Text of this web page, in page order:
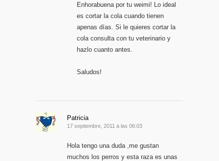
Enhorabuena por tu weimi! Lo ideal
es cortar la cola cuando tienen
apenas días. Si le quieres cortar la
cola consulta con tu veterinario y
hazlo cuanto antes.
Saludos!
Patricia
17 septiembre, 2011 a las 06:03
Hola tengo una duda ,me gustan
muchos los perros y esta raza es unas